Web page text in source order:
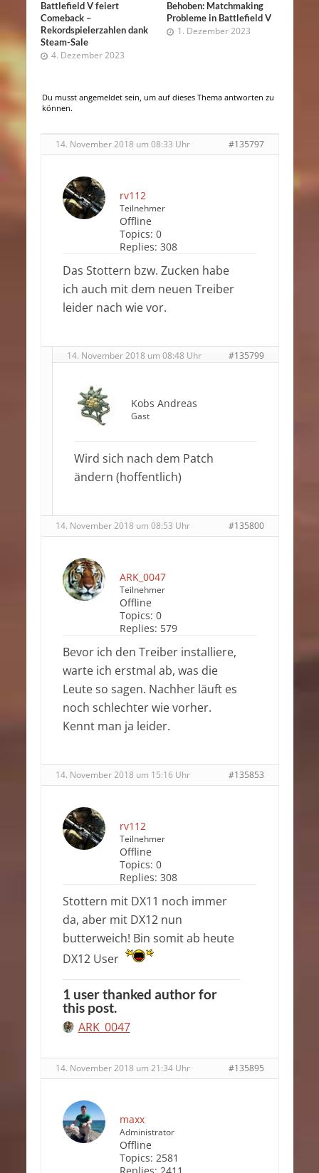
Battlefield V feiert
Comeback –
Rekordspielerzahlen dank
Steam-Sale
4. Dezember 2023
Behoben: Matchmaking
Probleme in Battlefield V
1. Dezember 2023
Du musst angemeldet sein, um auf dieses Thema antworten zu
können.
14. November 2018 um 08:33 Uhr #135797
rv112
Teilnehmer
Offline
Topics: 0
Replies: 308
Das Stottern bzw. Zucken habe
ich auch mit dem neuen Treiber
leider nach wie vor.
14. November 2018 um 08:48 Uhr #135799
Kobs Andreas
Gast
Wird sich nach dem Patch
ändern (hoffentlich)
14. November 2018 um 08:53 Uhr #135800
ARK_0047
Teilnehmer
Offline
Topics: 0
Replies: 579
Bevor ich den Treiber installiere,
warte ich erstmal ab, was die
Leute so sagen. Nachher läuft es
noch schlechter wie vorher.
Kennt man ja leider.
14. November 2018 um 15:16 Uhr #135853
rv112
Teilnehmer
Offline
Topics: 0
Replies: 308
Stottern mit DX11 noch immer
da, aber mit DX12 nun
butterweich! Bin somit ab heute
DX12 User
1 user thanked author for
this post.
ARK_0047
14. November 2018 um 21:34 Uhr #135895
maxx
Administrator
Offline
Topics: 2581